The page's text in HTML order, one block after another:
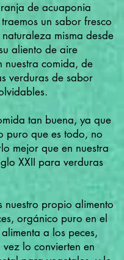
de acuaponia
un sabor fresco
misma desde
aliento de aire
nuestra comida, de
verduras de sabor
tan buena, ya que
puro que es todo, no
mejor que en nuestra
XXII para verduras
nuestro propio alimento
orgánico puro en el
a los peces,
vez lo convierten en